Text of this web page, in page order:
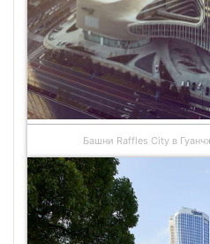
Башни Raffles City в